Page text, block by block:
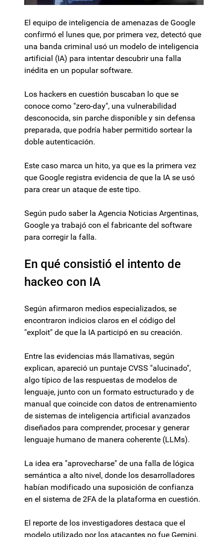
El equipo de inteligencia de amenazas de Google
confirmó el lunes que, por primera vez, detectó que
una banda criminal usó un modelo de inteligencia
artificial (IA) para intentar descubrir una falla
inédita en un popular software.
Los hackers en cuestión buscaban lo que se
conoce como "zero-day", una vulnerabilidad
desconocida, sin parche disponible y sin defensa
preparada, que podría haber permitido sortear la
doble autenticación.
Este caso marca un hito, ya que es la primera vez
que Google registra evidencia de que la IA se usó
para crear un ataque de este tipo.
Según pudo saber la Agencia Noticias Argentinas,
Google ya trabajó con el fabricante del software
para corregir la falla.
En qué consistió el intento de
hackeo con IA
Según afirmaron medios especializados, se
encontraron indicios claros en el código del
"exploit" de que la IA participó en su creación.
Entre las evidencias más llamativas, según
explican, apareció un puntaje CVSS "alucinado",
algo típico de las respuestas de modelos de
lenguaje, junto con un formato estructurado y de
manual que coincide con datos de entrenamiento
de sistemas de inteligencia artificial avanzados
diseñados para comprender, procesar y generar
lenguaje humano de manera coherente (LLMs).
La idea era "aprovecharse" de una falla de lógica
semántica a alto nivel, donde los desarrolladores
habían modificado una suposición de confianza
en el sistema de 2FA de la plataforma en cuestión.
El reporte de los investigadores destaca que el
modelo utilizado por los atacantes no fue Gemini,